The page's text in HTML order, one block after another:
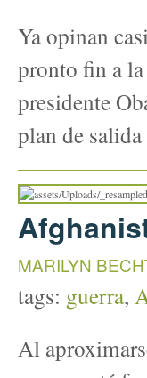
Ya opinan
pronto fin a
presidente
plan de
MARILYN
tags: guerra,
Al